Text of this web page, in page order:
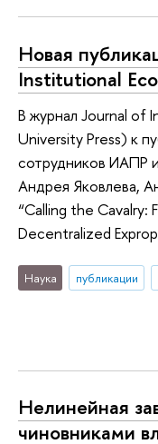
Новая
Institutional
В журнал Journal of
University Press) к
сотрудников ИАПР
Андрея Яковлева,
“Calling the
Decentralized
Наука публикации
Нелинейная
чиновниками